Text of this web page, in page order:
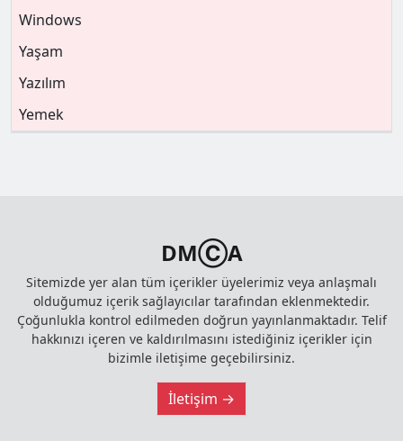
Windows
Yaşam
Yazılım
Yemek
DMⒸA
Sitemizde yer alan tüm içerikler üyelerimiz veya anlaşmalı
olduğumuz içerik sağlayıcılar tarafından eklenmektedir.
Çoğunlukla kontrol edilmeden doğrun yayınlanmaktadır. Telif
hakkınızı içeren ve kaldırılmasını istediğiniz içerikler için
bizimle iletişime geçebilirsiniz.
İletişim →